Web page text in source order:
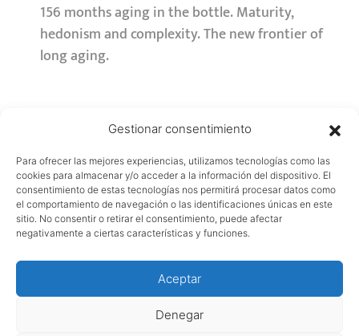
Gestionar consentimiento
Para ofrecer las mejores experiencias, utilizamos tecnologías como las
cookies para almacenar y/o acceder a la información del dispositivo. El
consentimiento de estas tecnologías nos permitirá procesar datos como
el comportamiento de navegación o las identificaciones únicas en este
sitio. No consentir o retirar el consentimiento, puede afectar
negativamente a ciertas características y funciones.
Aceptar
Denegar
156 months aging in the bottle. Maturity,
hedonism and complexity. The new frontier of
long aging.
© MESTRES 2024
Legal Notice
Privacy Policy